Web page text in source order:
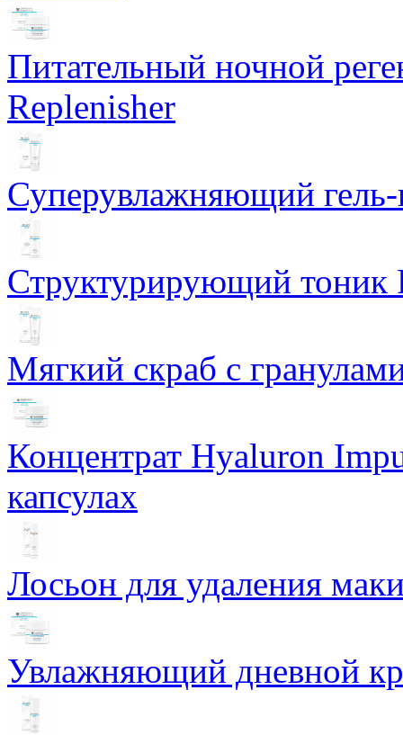
Питательный ночной
Replenisher
Суперувлажняющий
Структурирующий тоник
Мягкий скраб с
Концентрат Hyaluron
капсулах
Лосьон для удаления
Увлажняющий дневной